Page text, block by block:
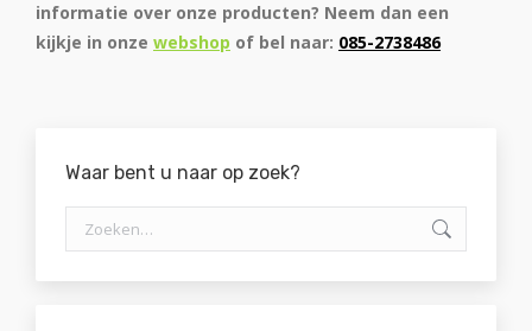
informatie over onze producten? Neem dan een
kijkje in onze webshop of bel naar: 085-2738486
Waar bent u naar op zoek?
Zoeken: